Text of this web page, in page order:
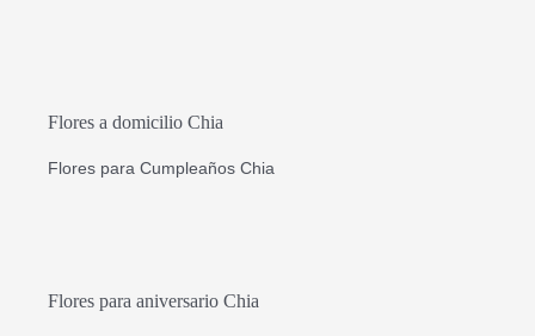
Flores a domicilio Chia
Flores para Cumpleaños Chia
Flores para aniversario Chia